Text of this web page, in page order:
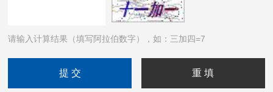
请输入计算结果（填写阿拉伯数字），如：三加四=7